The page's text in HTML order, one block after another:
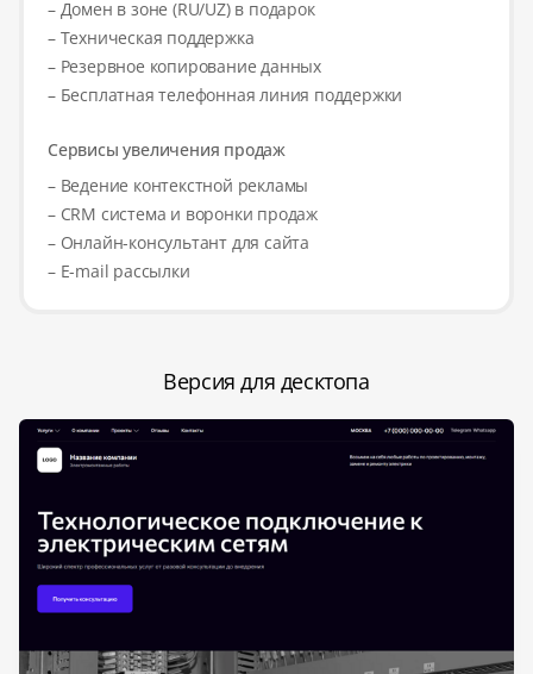
– Домен в зоне (RU/UZ) в подарок
– Техническая поддержка
– Резервное копирование данных
– Бесплатная телефонная линия поддержки
Сервисы увеличения продаж
– Ведение контекстной рекламы
– CRM система и воронки продаж
– Онлайн-консультант для сайта
– E-mail рассылки
Версия для десктопа